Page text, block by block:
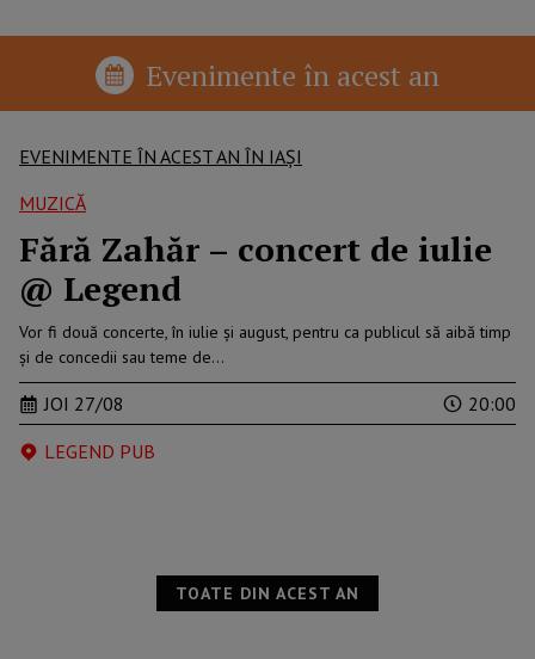
Evenimente în acest an
EVENIMENTE ÎN ACEST AN ÎN IAȘI
MUZICĂ
Fără Zahăr – concert de iulie
@ Legend
Vor fi două concerte, în iulie şi august, pentru ca publicul să aibă timp
şi de concedii sau teme de…
JOI 27/08
20:00
LEGEND PUB
TOATE DIN ACEST AN